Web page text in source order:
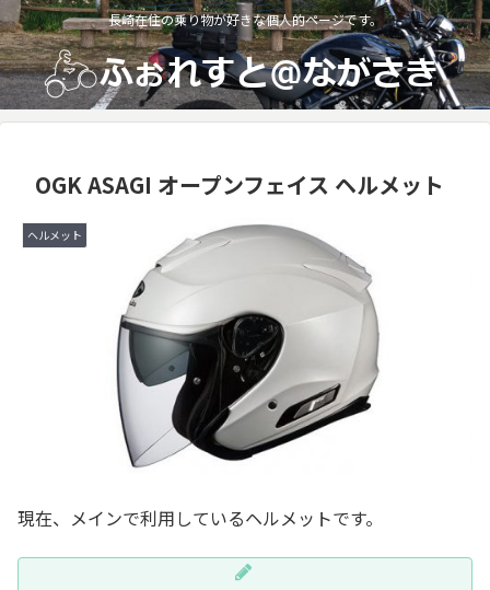
長崎在住の乗り物が好きな個人的ページです。
OGK ASAGI オープンフェイス ヘルメット
ヘルメット
現在、メインで利用しているヘルメットです。